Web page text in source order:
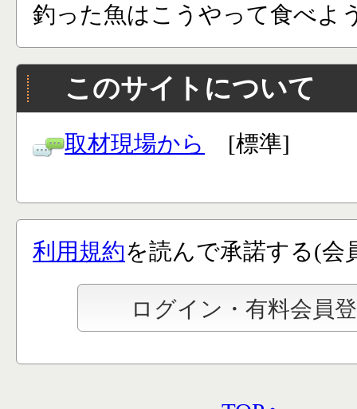
釣った魚はこうやって食べよ
このサイトについて
取材現場から [標準]
利用規約を読んで承諾する(会